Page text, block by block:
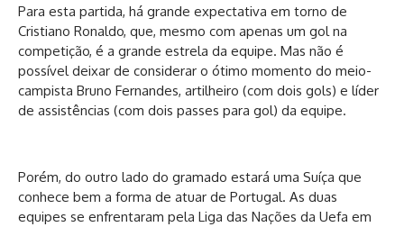
Para esta partida, há grande expectativa em torno de
Cristiano Ronaldo, que, mesmo com apenas um gol na
competição, é a grande estrela da equipe. Mas não é
possível deixar de considerar o ótimo momento do meio-
campista Bruno Fernandes, artilheiro (com dois gols) e líder
de assistências (com dois passes para gol) da equipe.
Porém, do outro lado do gramado estará uma Suíça que
conhece bem a forma de atuar de Portugal. As duas
equipes se enfrentaram pela Liga das Nações da Uefa em